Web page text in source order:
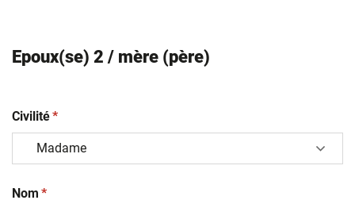
Epoux(se) 2 / mère (père)
Civilité(obligatoire)
*
Nom (obligatoire)
*